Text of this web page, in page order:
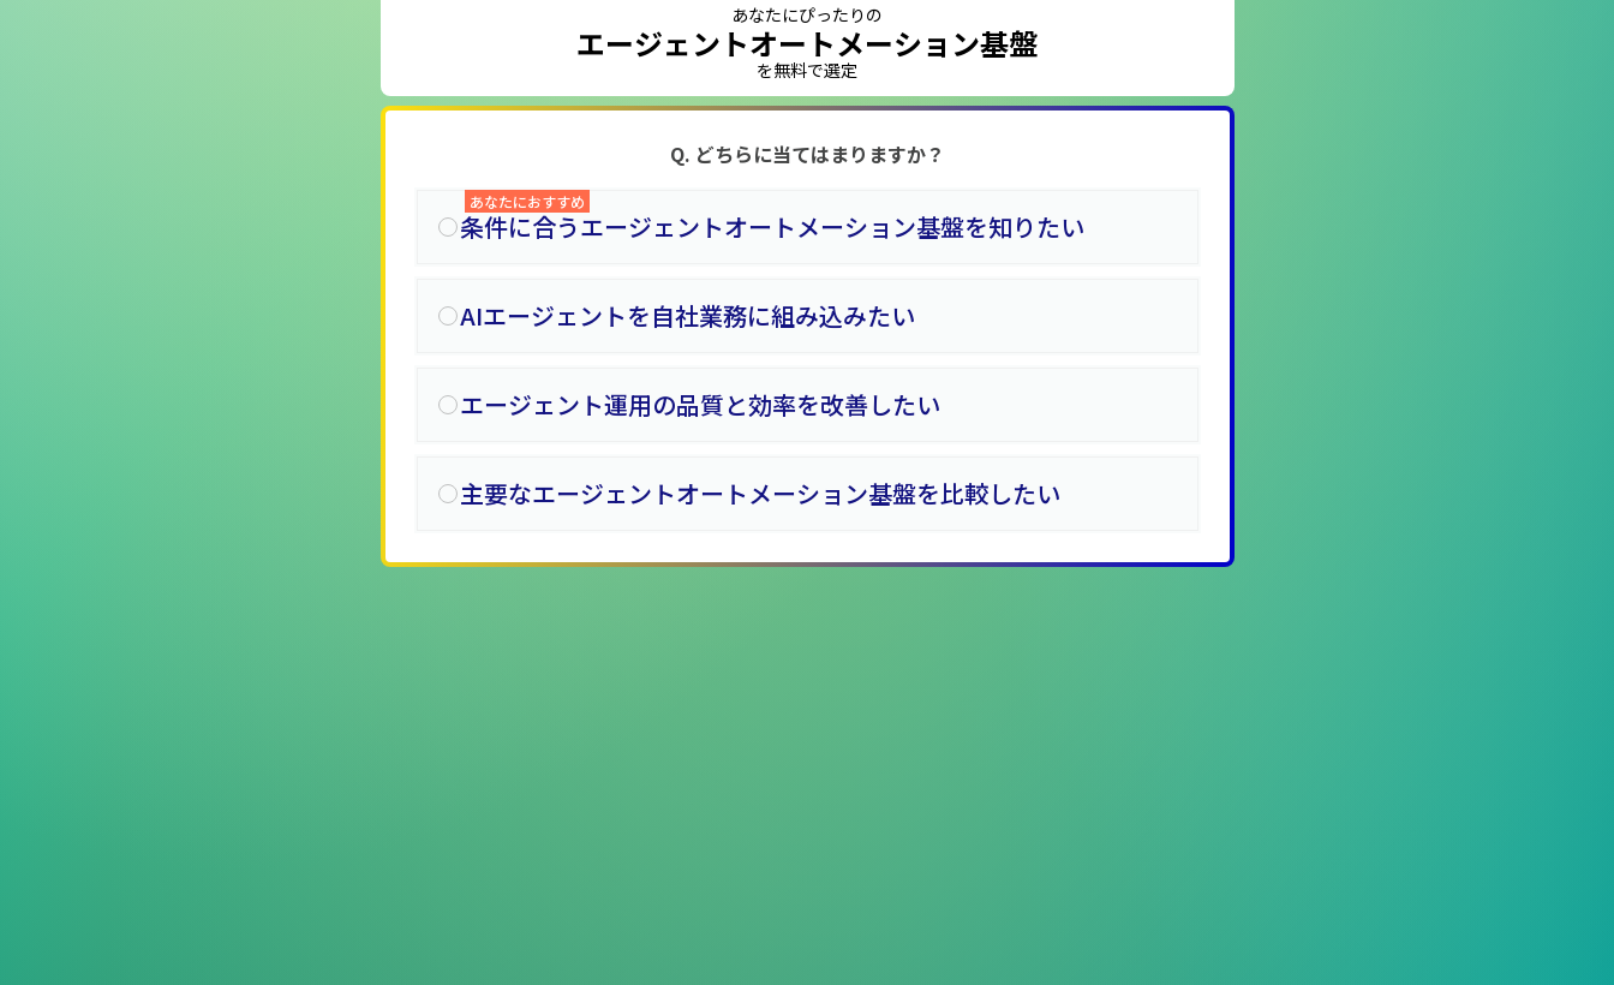
あなたにぴったりの
エージェントオートメーション基盤
を無料で選定
Q. どちらに当てはまりますか？
条件に合うエージェントオートメーション基盤を知りたい
あなたにおすすめ
AIエージェントを自社業務に組み込みたい
エージェント運用の品質と効率を改善したい
主要なエージェントオートメーション基盤を比較したい